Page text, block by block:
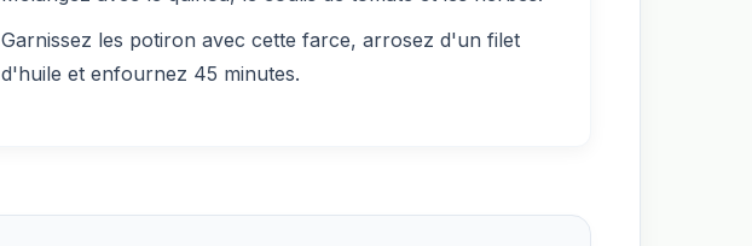
Garnissez les potiron avec cette farce, arrosez d'un filet
d'huile et enfournez 45 minutes.